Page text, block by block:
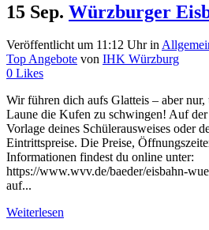
15 Sep. Würzburger
Veröffentlicht um 11:12 Uhrin
Top Angebote von IHK Würzburg
0 Likes
Wir führen dich aufs Glatteis – aber
Laune die Kufen zu schwingen! Auf der
Vorlage deines Schülerausweises oder
Eintrittspreise. Die Preise,
Informationen findest du online unter:
https://www.wvv.de/baeder/eisbahn-
auf...
Weiterlesen